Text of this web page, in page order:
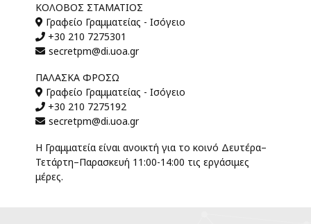
ΚΟΛΟΒΌΣ ΣΤΑΜΆΤΙΟΣ
Γραφείο Γραμματείας - Ισόγειο
+30 210 7275301
secretpm@di.uoa.gr
ΠΑΛΆΣΚΑ ΦΡΌΣΩ
Γραφείο Γραμματείας - Ισόγειο
+30 210 7275192
secretpm@di.uoa.gr
Η Γραμματεία είναι ανοικτή για το κοινό Δευτέρα–
Τετάρτη–Παρασκευή 11:00-14:00 τις εργάσιμες
μέρες.